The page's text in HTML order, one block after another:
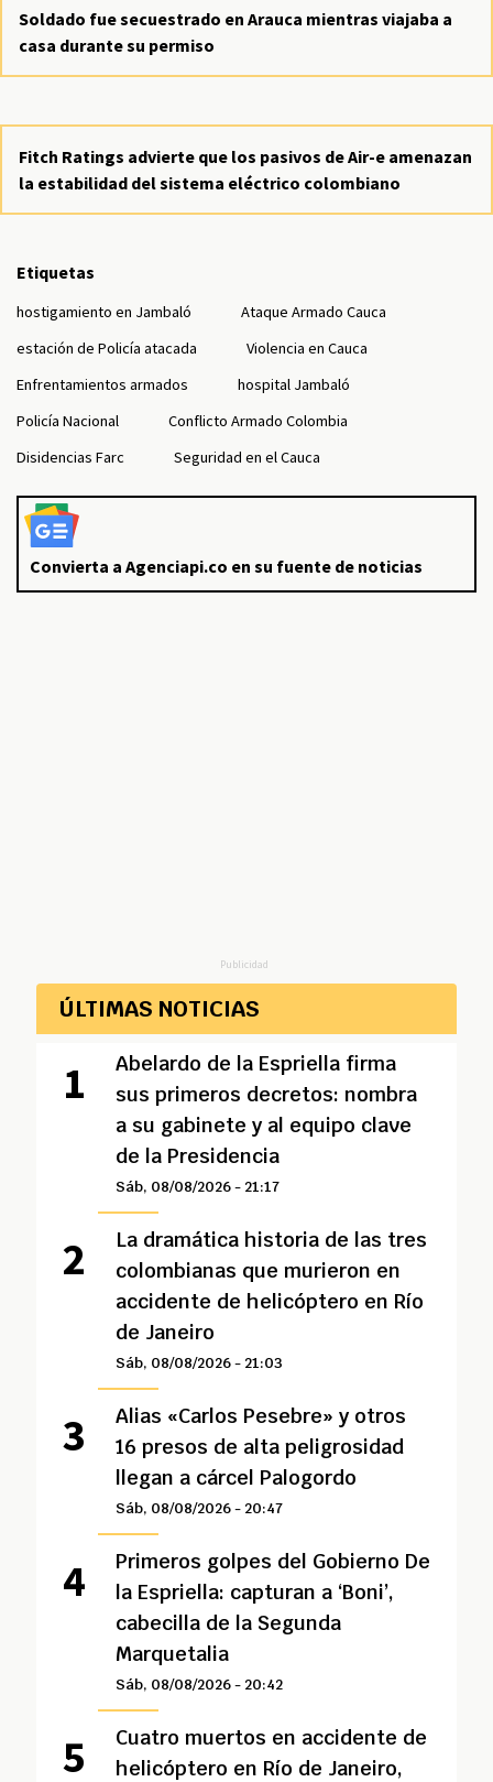
Soldado fue secuestrado en Arauca mientras viajaba a
casa durante su permiso
Fitch Ratings advierte que los pasivos de Air-e amenazan
la estabilidad del sistema eléctrico colombiano
Etiquetas
hostigamiento en Jambaló
Ataque Armado Cauca
estación de Policía atacada
Violencia en Cauca
Enfrentamientos armados
hospital Jambaló
Policía Nacional
Conflicto Armado Colombia
Disidencias Farc
Seguridad en el Cauca
Convierta a Agenciapi.co en su fuente de noticias
Publicidad
ÚLTIMAS NOTICIAS
Abelardo de la Espriella firma
sus primeros decretos: nombra
a su gabinete y al equipo clave
de la Presidencia
Sáb, 08/08/2026 - 21:17
La dramática historia de las tres
colombianas que murieron en
accidente de helicóptero en Río
de Janeiro
Sáb, 08/08/2026 - 21:03
Alias «Carlos Pesebre» y otros
16 presos de alta peligrosidad
llegan a cárcel Palogordo
Sáb, 08/08/2026 - 20:47
Primeros golpes del Gobierno De
la Espriella: capturan a ‘Boni’,
cabecilla de la Segunda
Marquetalia
Sáb, 08/08/2026 - 20:42
Cuatro muertos en accidente de
helicóptero en Río de Janeiro,